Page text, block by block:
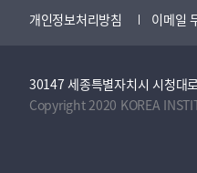
개인정보처리방침 이메일
30147 세종특별자치시 시청
Copyright 2020 KOREA